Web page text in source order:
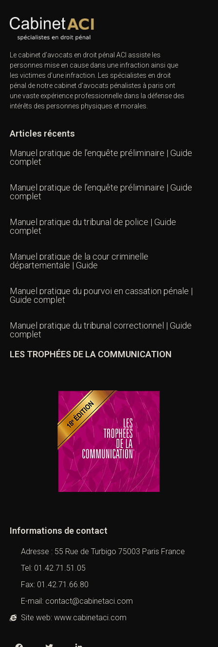
Le cabinet d’avocats en droit pénal ACI assiste les
personnes mise en cause dans une infraction ainsi que
les victimes d’une infraction. Les spécialistes en droit
pénal de notre cabinet d’avocats pénalistes à paris ont
une vaste expérience professionnelle dans la défense des
intérêts des personnes physiques et morales.
Articles récents
Manuel pratique de l’enquête préliminaire | Guide
complet
Manuel pratique de l’enquête préliminaire | Guide
complet
Manuel pratique du tribunal de police | Guide
complet
Manuel pratique de la cour criminelle
départementale | Guide
Manuel pratique du pourvoi en cassation pénale |
Guide complet
Manuel pratique du tribunal correctionnel | Guide
complet
LES TROPHÉES DE LA COMMUNICATION
Informations de contact
Adresse : 55 Rue de Turbigo 75003 Paris France
Tel: 01.42.71.51.05
Fax: 01.42.71.66.80
E-mail: contact@cabinetaci.com
Site web: www.cabinetaci.com